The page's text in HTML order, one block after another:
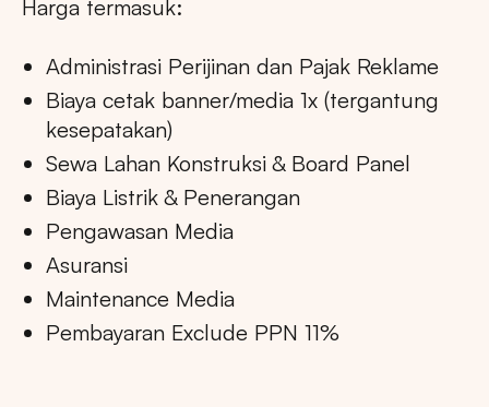
Harga termasuk:
Administrasi Perijinan dan Pajak Reklame
Biaya cetak banner/media 1x (tergantung
kesepatakan)
Sewa Lahan Konstruksi & Board Panel
Biaya Listrik & Penerangan
Pengawasan Media
Asuransi
Maintenance Media
Pembayaran Exclude PPN 11%